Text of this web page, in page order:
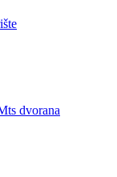
dvorana